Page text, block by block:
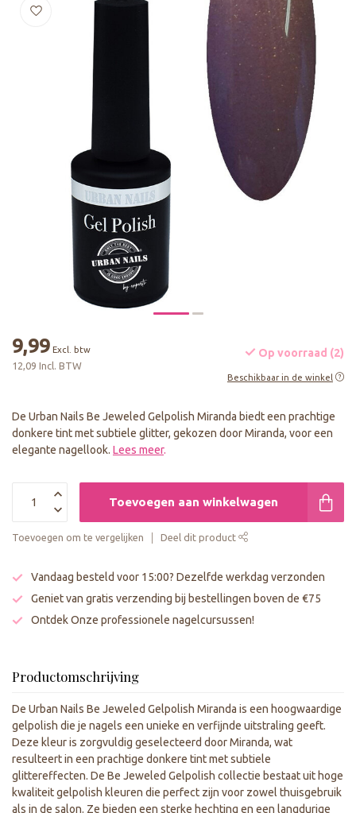
9,99 Excl. btw
12,09 Incl. BTW
Op voorraad (2)
Beschikbaar in de winkel
De Urban Nails Be Jeweled Gelpolish Miranda biedt een prachtige
donkere tint met subtiele glitter, gekozen door Miranda, voor een
elegante nagellook. Lees meer.
Toevoegen aan winkelwagen
Toevoegen om te vergelijken Deel dit product
Vandaag besteld voor 15:00? Dezelfde werkdag verzonden
Geniet van gratis verzending bij bestellingen boven de €75
Ontdek Onze professionele nagelcursussen!
Productomschrijving
De Urban Nails Be Jeweled Gelpolish Miranda is een hoogwaardige
gelpolish die je nagels een unieke en verfijnde uitstraling geeft.
Deze kleur is zorgvuldig geselecteerd door Miranda, wat
resulteert in een prachtige donkere tint met subtiele
glittereffecten. De Be Jeweled Gelpolish collectie bestaat uit hoge
kwaliteit gelpolish kleuren die perfect zijn voor zowel thuisgebruik
als in de salon. Ze bieden een sterke hechting en een langdurige